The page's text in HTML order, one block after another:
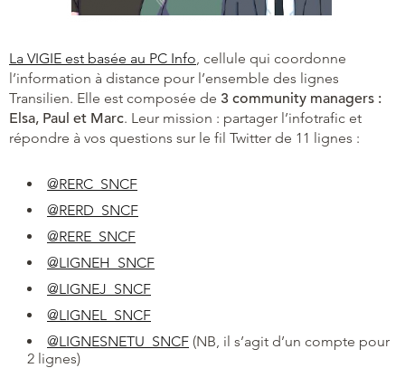
La VIGIE est basée au PC Info , cellule qui coordonne
l’information à distance pour l’ensemble des lignes
Transilien. Elle est composée de 3 community managers :
Elsa, Paul et Marc. Leur mission : partager l’infotrafic et
répondre à vos questions sur le fil Twitter de 11 lignes :
@RERC_SNCF
@RERD_SNCF
@RERE_SNCF
@LIGNEH_SNCF
@LIGNEJ_SNCF
@LIGNEL_SNCF
@LIGNESNETU_SNCF (NB, il s’agit d’un compte pour
2 lignes)